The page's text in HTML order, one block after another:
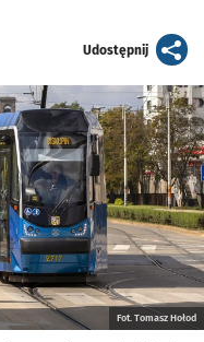
Udostępnijartykuł
Fot. Tomasz Hołod